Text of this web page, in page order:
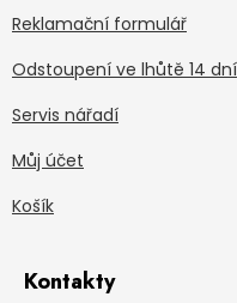
Reklamační formulář
Odstoupení ve lhůtě 14 dní
Servis nářadí
Můj účet
Košík
Kontakty